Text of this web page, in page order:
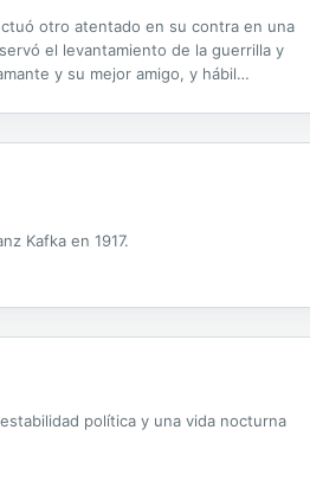
otro atentado en su contra en una
el levantamiento de la guerrilla y
y su mejor amigo, y hábil
Kafka en 1917.
política y una vida nocturna